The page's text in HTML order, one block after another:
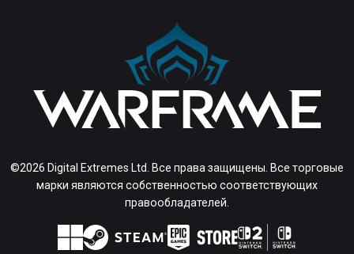
©2026 Digital Extremes Ltd. Все права защищены. Все торговые
марки являются собственностью соответствующих
правообладателей.